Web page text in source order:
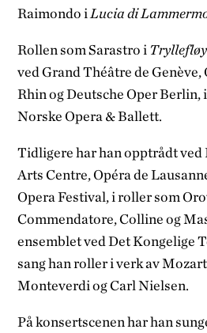
Raimondo i Lucia di
Rollen som Sarastro i
ved Grand Théâtre de
Rhin og Deutsche Oper Berlin,
Norske Opera & Ballett.
Tidligere har han opptrådt
Arts Centre, Opéra de
Opera Festival, i roller som
Commendatore, Colline og
ensemblet ved Det Kongelige
sang han roller i verk av
Monteverdi og Carl Nielsen.
På konsertscenen har han